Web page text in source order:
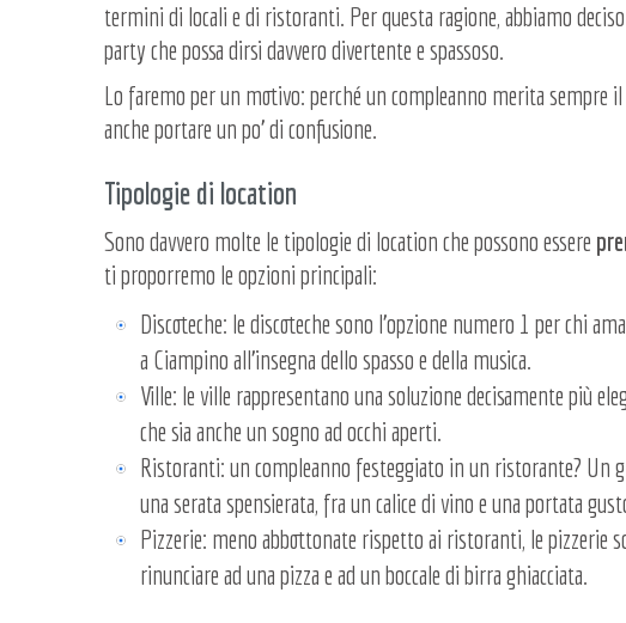
termini di locali e di ristoranti. Per questa ragione, abbiamo
party che possa dirsi davvero divertente e spassoso.
Lo faremo per un motivo: perché un compleanno merita sempre
anche portare un po’ di confusione.
Tipologie di location
Sono davvero molte le tipologie di location che possono essere
ti proporremo le opzioni principali:
Discoteche: le discoteche sono l’opzione numero 1 per chi
a Ciampino all’insegna dello spasso e della musica.
Ville: le ville rappresentano una soluzione decisamente più
che sia anche un sogno ad occhi aperti.
Ristoranti: un compleanno festeggiato in un ristorante? Un
una serata spensierata, fra un calice di vino e una portata
Pizzerie: meno abbottonate rispetto ai ristoranti, le pizzerie
rinunciare ad una pizza e ad un boccale di birra ghiacciata.